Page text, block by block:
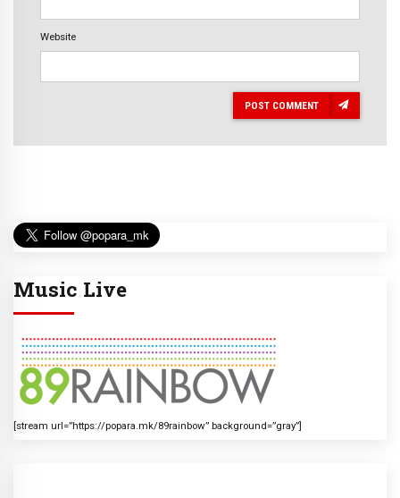
Website
POST COMMENT
Music Live
[stream url=”https://popara.mk/89rainbow” background=”gray”]